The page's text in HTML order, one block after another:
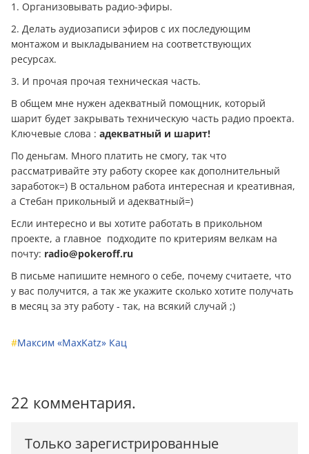
1. Организовывать радио-эфиры.
2. Делать аудиозаписи эфиров с их последующим
монтажом и выкладыванием на соответствующих
ресурсах.
3. И прочая прочая техническая часть.
В общем мне нужен адекватный помощник, который
шарит будет закрывать техническую часть радио проекта.
Ключевые слова : адекватный и шарит!
По дeньгам. Много платить не смогу, так что
рассматривайте эту работу скорее как дополнительный
заработок=) В остальном работа интересная и креативная,
а Стебан прикольный и адекватный=)
Если интересно и вы хотите работать в прикольном
проекте, а главное подходите по критериям велкам на
почту: radio@pokeroff.ru
В письме напишите немного о себе, почему считаете, что
у вас получится, а так же укажите сколько хотите получать
в месяц за эту работу - так, на всякий случай ;)
#Максим «MaxKatz» Кац
22 комментария.
Только зарегистрированные